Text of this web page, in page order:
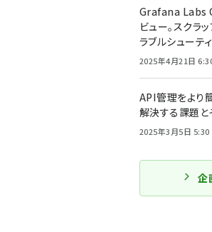
Grafana Labs
ビュー。スクラ
ラブルシューテ
2025年4月21日
API管理をより
解決する課題
2025年3月5日 5:30
企